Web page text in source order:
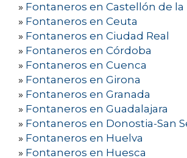
» Fontaneros en Castellón de la
» Fontaneros en Ceuta
» Fontaneros en Ciudad Real
» Fontaneros en Córdoba
» Fontaneros en Cuenca
» Fontaneros en Girona
» Fontaneros en Granada
» Fontaneros en Guadalajara
» Fontaneros en Donostia-San
» Fontaneros en Huelva
» Fontaneros en Huesca